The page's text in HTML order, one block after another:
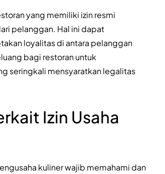
yang memiliki izin resmi
pelanggan. Hal ini dapat
loyalitas di antara pelanggan
bagi restoran untuk
seringkali mensyaratkan legalitas
Izin Usaha
kuliner wajib memahami dan